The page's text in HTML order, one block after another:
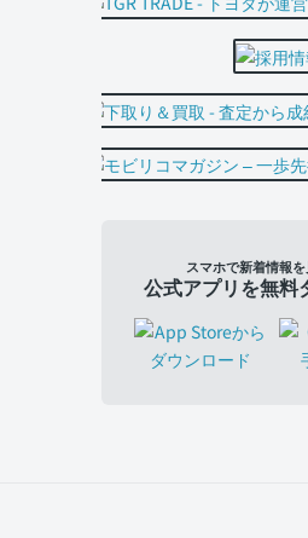
スマホで新着情報
公式アプリを無料